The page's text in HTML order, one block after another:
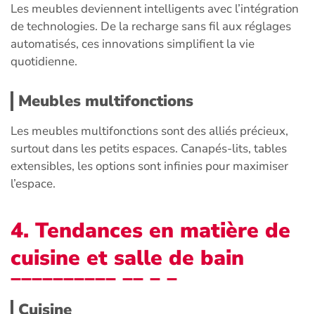
Les meubles deviennent intelligents avec l’intégration
de technologies. De la recharge sans fil aux réglages
automatisés, ces innovations simplifient la vie
quotidienne.
Meubles multifonctions
Les meubles multifonctions sont des alliés précieux,
surtout dans les petits espaces. Canapés-lits, tables
extensibles, les options sont infinies pour maximiser
l’espace.
4. Tendances en matière de
cuisine et salle de bain